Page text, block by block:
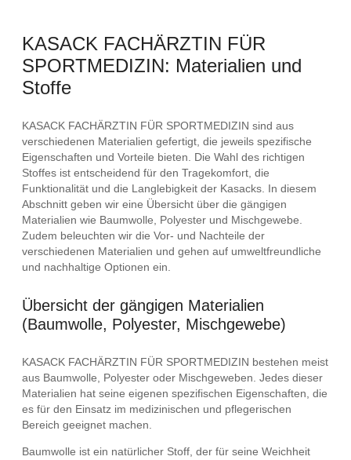
KASACK FACHÄRZTIN FÜR
SPORTMEDIZIN: Materialien und
Stoffe
KASACK FACHÄRZTIN FÜR SPORTMEDIZIN sind aus
verschiedenen Materialien gefertigt, die jeweils spezifische
Eigenschaften und Vorteile bieten. Die Wahl des richtigen
Stoffes ist entscheidend für den Tragekomfort, die
Funktionalität und die Langlebigkeit der Kasacks. In diesem
Abschnitt geben wir eine Übersicht über die gängigen
Materialien wie Baumwolle, Polyester und Mischgewebe.
Zudem beleuchten wir die Vor- und Nachteile der
verschiedenen Materialien und gehen auf umweltfreundliche
und nachhaltige Optionen ein.
Übersicht der gängigen Materialien
(Baumwolle, Polyester, Mischgewebe)
KASACK FACHÄRZTIN FÜR SPORTMEDIZIN bestehen meist
aus Baumwolle, Polyester oder Mischgeweben. Jedes dieser
Materialien hat seine eigenen spezifischen Eigenschaften, die
es für den Einsatz im medizinischen und pflegerischen
Bereich geeignet machen.
Baumwolle ist ein natürlicher Stoff, der für seine Weichheit